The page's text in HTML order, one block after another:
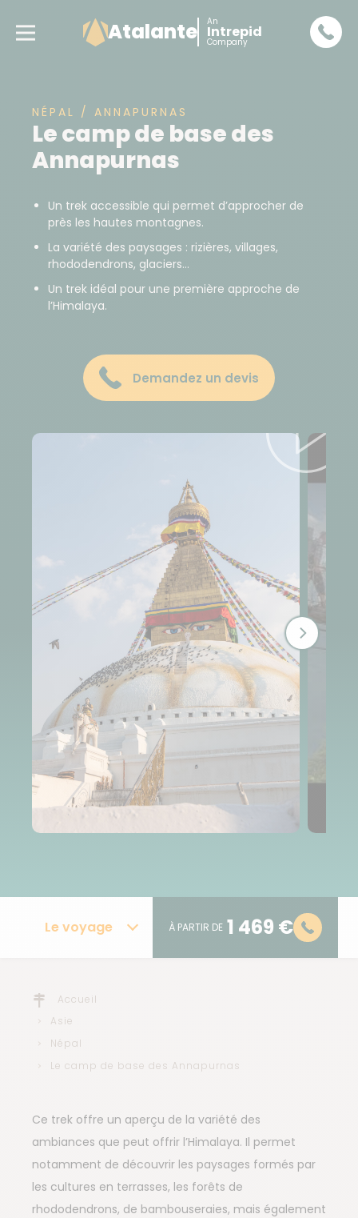
Atalante An
Intrepid
Company
NÉPAL / ANNAPURNAS
Le camp de base des
Annapurnas
Un trek accessible qui permet d’approcher de
près les hautes montagnes.
La variété des paysages : rizières, villages,
rhododendrons, glaciers…
Un trek idéal pour une première approche de
l’Himalaya.
Demandez un devis
Le voyage À PARTIR DE 1 469 €
Accueil
Asie
Népal
Le camp de base des Annapurnas
Ce trek offre un aperçu de la variété des
ambiances que peut offrir l’Himalaya. Il permet
notamment de découvrir les paysages formés par
les cultures en terrasses, les forêts de
rhododendrons, de bambouseraies, mais également